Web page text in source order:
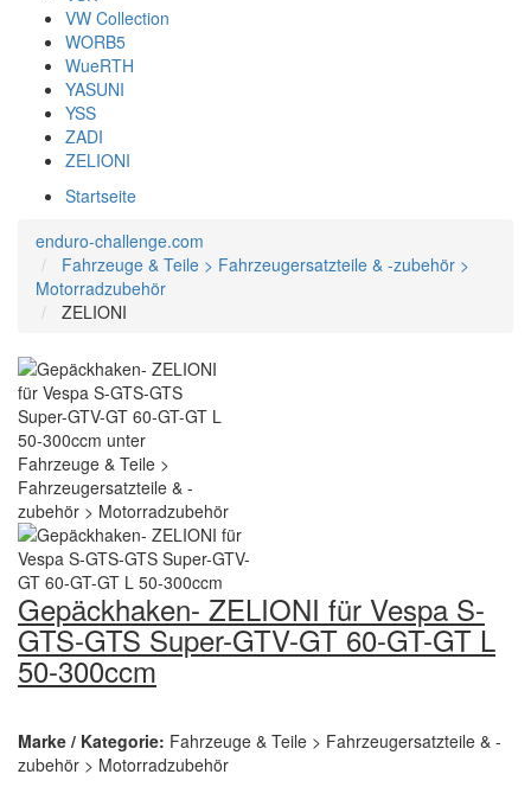
VW Collection
WORB5
WueRTH
YASUNI
YSS
ZADI
ZELIONI
Startseite
enduro-challenge.com
Fahrzeuge & Teile > Fahrzeugersatzteile & -zubehör >
Motorradzubehör
ZELIONI
Gepäckhaken- ZELIONI für Vespa S-
GTS-GTS Super-GTV-GT 60-GT-GT L
50-300ccm
Marke / Kategorie: Fahrzeuge & Teile > Fahrzeugersatzteile & -
zubehör > Motorradzubehör